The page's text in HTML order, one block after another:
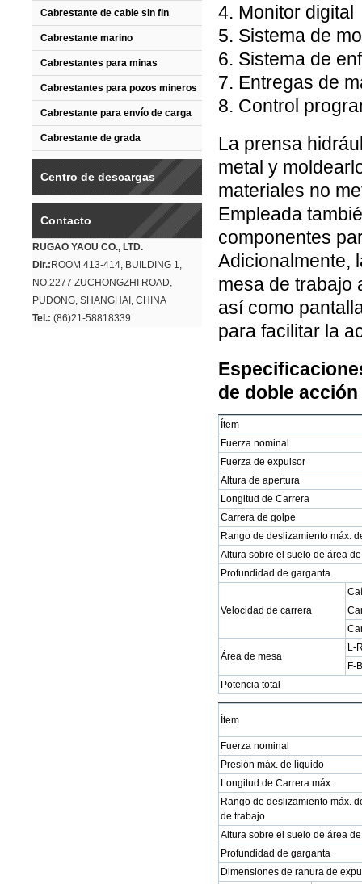
Cabrestante de cable sin fin
Cabrestante marino
Cabrestantes para minas
Cabrestantes para pozos mineros
Cabrestante para envío de carga
Cabrestante de grada
Centro de descargas
Contacto
RUGAO YAOU CO., LTD.
Dir.: ROOM 413-414, BUILDING 1,
NO.2277 ZUCHONGZHI ROAD,
PUDONG, SHANGHAI, CHINA
Tel.: (86)21-58818339
4. Monitor digital
5. Sistema de
6. Sistema de
7. Entregas de
8. Control
La prensa
metal y
materiales no
Empleada
componentes
Adicionalmente,
mesa de trabajo
así como
para facilitar la
de doble acción
Ítem
Fuerza nominal
Fuerza de expulsor
Altura de apertura
Longitud de Carrera
Carrera de golpe
Rango de deslizamiento máx.
Altura sobre el suelo de área
Profundidad de garganta
Velocidad de carrera
Área de mesa
L-
F-B
Potencia total
Ítem
Fuerza nominal
Presión máx. de líquido
Longitud de Carrera máx.
Rango de deslizamiento máx.
de trabajo
Altura sobre el suelo de área
Profundidad de garganta
Dimensiones de ranura de